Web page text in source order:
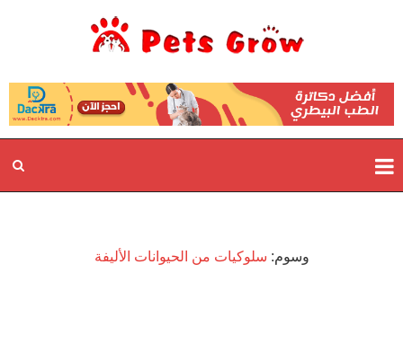
وسوم: سلوكيات من الحيوانات الأليفة